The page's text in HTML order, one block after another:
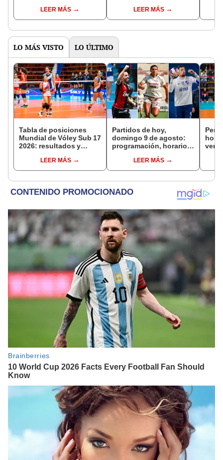
LEER MÁS LEER MÁS
LO MÁS VISTO LO ÚLTIMO
Tabla de posiciones
Mundial de Vóley Sub 17
2026: resultados y
de gruposLEER MÁS
Partidos de hoy,
domingo 9 de agosto:
programación, horarios
EN VIVOLEER MÁS
hora
ver